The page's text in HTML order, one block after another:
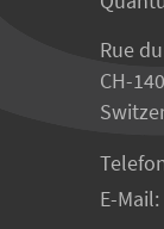
Rue
CH-
E-Mail: